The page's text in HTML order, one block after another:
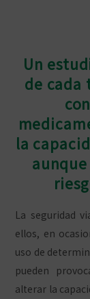
Un
de cada
la
La seguridad
ellos, en
uso de
pueden
alterar la